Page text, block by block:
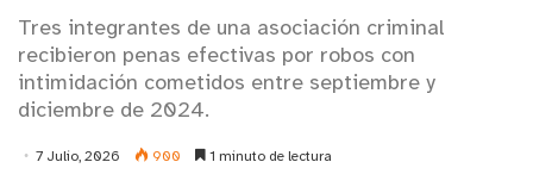
Tres integrantes de una asociación criminal
recibieron penas efectivas por robos con
intimidación cometidos entre septiembre y
diciembre de 2024.
7 Julio, 2026 900 1 minuto de lectura